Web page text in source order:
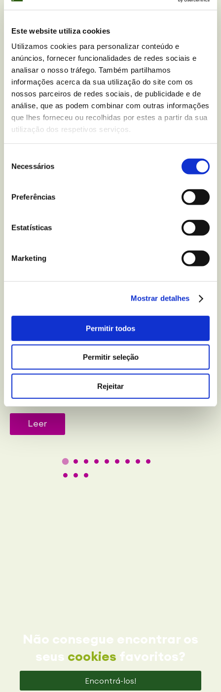
Este website utiliza cookies
Utilizamos cookies para personalizar conteúdo e
anúncios, fornecer funcionalidades de redes sociais e
analisar o nosso tráfego. Também partilhamos
informações acerca da sua utilização do site com os
nossos parceiros de redes sociais, de publicidade e de
análise, que as podem combinar com outras informações
que lhes forneceu ou recolhidas por estes a partir da sua
utilização dos respetivos serviços.
Necessários
Preferências
Estatísticas
Marketing
Mostrar detalhes
Permitir todos
Permitir seleção
Rejeitar
Você tem alguma dúvida
nutricional sobreBolachas
Choco Tablet Chocolate
Negro Zero?
Escreva-nos para
Mais recentes
5 truques para melhorar
a qualidade do seu sono
BEM-ESTAR E LAZER
Leer
Não consegue encontrar os
seus cookies favoritos?
Encontrá-los!